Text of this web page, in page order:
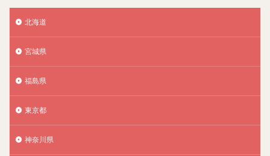
北海道
宮城県
福島県
東京都
神奈川県